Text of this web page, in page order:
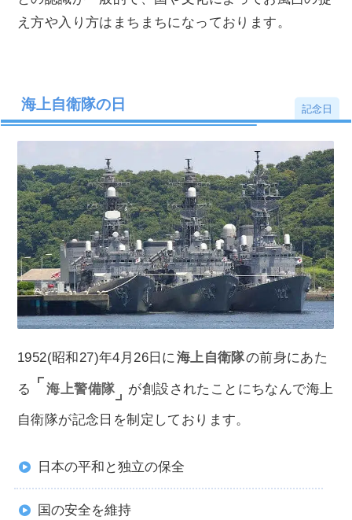
え方や入り方はまちまちになっております。
海上自衛隊の日 記念日
1952(昭和27)年4月26日に 海上自衛隊の前身にあた
る 海上警備隊 が創設されたことにちなんで海上
自衛隊が記念日を制定しております。
日本の平和と独立の保全
国の安全を維持